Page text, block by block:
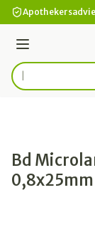
Ga naar de inhoud
Menu
Product, merk,
Bd
0,8x25mm